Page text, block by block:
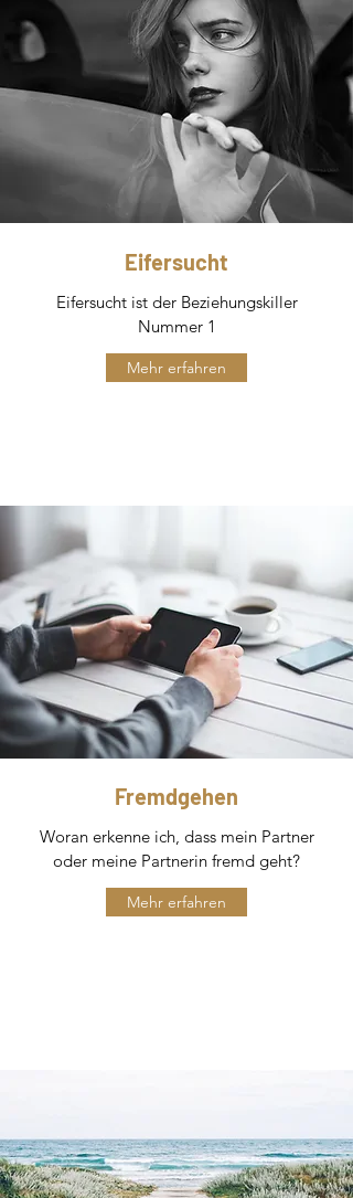
Eifersucht
Eifersucht ist der Beziehungskiller
Nummer 1
Mehr erfahren
Fremdgehen
Woran erkenne ich, dass mein Partner
oder meine Partnerin fremd geht?
Mehr erfahren